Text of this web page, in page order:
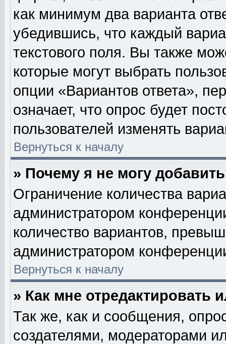
как минимум два варианта
убедившись, что каждый
текстового поля. Вы также
которые могут выбрать
опции «Вариантов ответа»,
означает, что опрос будет
пользователей изменять
Вернуться к началу
» Почему я не могу
Ограничение количества
администратором
количество вариантов,
администратором
Вернуться к началу
» Как мне отредактировать
Так же, как и сообщения,
создателями, модераторами